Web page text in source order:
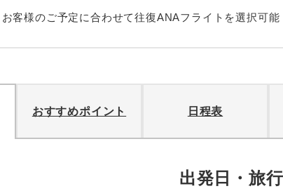
お客様のご予定に合わせて往復ANAフライトを選択可能
おすすめポイント 日程表
出発日・旅